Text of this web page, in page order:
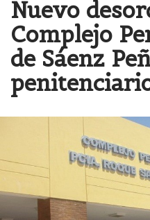
Nuevo
Complejo
de Sáenz